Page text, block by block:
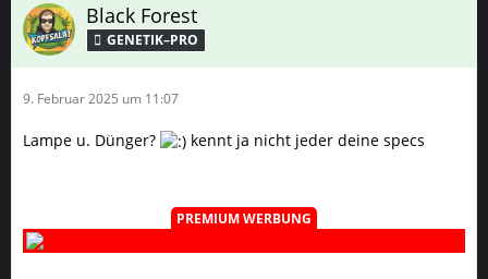
Black Forest
GENETIK–PRO
9. Februar 2025 um 11:07
Lampe u. Dünger? kennt ja nicht jeder deine specs
PREMIUM WERBUNG